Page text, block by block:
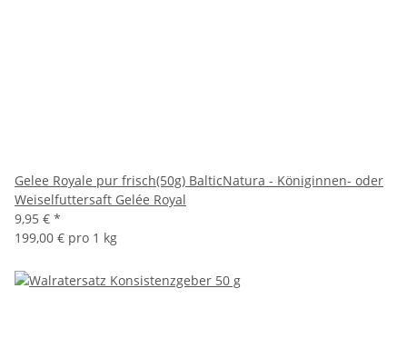
Gelee Royale pur frisch(50g) BalticNatura - Königinnen- oder
Weiselfuttersaft Gelée Royal
9,95 € *
199,00 € pro 1 kg